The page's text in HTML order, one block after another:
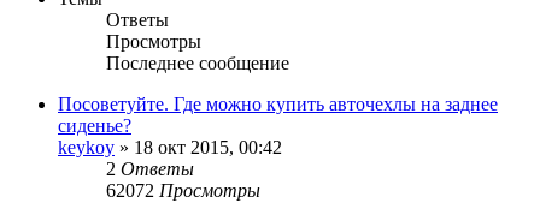
Ответы
Просмотры
Последнее сообщение
Посоветуйте. Где можно купить авточехлы на заднее
сиденье?
keykoy » 18 окт 2015, 00:42
2 Ответы
62072 Просмотры